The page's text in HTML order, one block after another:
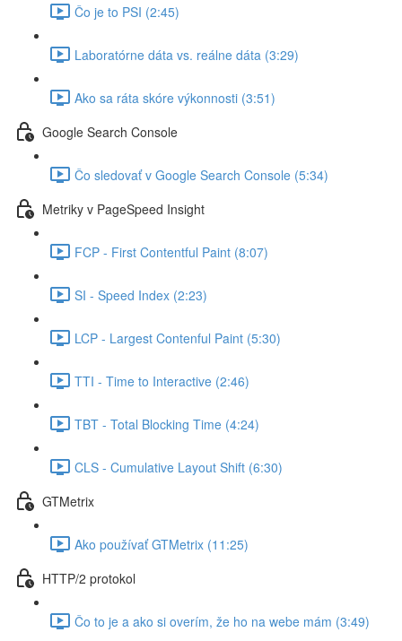
Čo je to PSI (2:45)
Laboratórne dáta vs. reálne dáta (3:29)
Ako sa ráta skóre výkonnosti (3:51)
Google Search Console
Čo sledovať v Google Search Console (5:34)
Metriky v PageSpeed Insight
FCP - First Contentful Paint (8:07)
SI - Speed Index (2:23)
LCP - Largest Contenful Paint (5:30)
TTI - Time to Interactive (2:46)
TBT - Total Blocking Time (4:24)
CLS - Cumulative Layout Shift (6:30)
GTMetrix
Ako používať GTMetrix (11:25)
HTTP/2 protokol
Čo to je a ako si overím, že ho na webe mám (3:49)